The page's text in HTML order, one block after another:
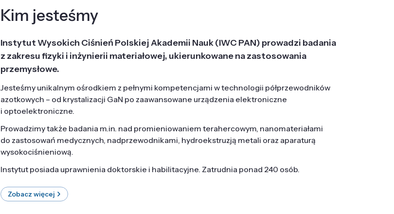
Kim jesteśmy
Instytut Wysokich Ciśnień Polskiej Akademii Nauk (IWC PAN) prowadzi badania
z zakresu fizyki i inżynierii materiałowej, ukierunkowane na zastosowania
przemysłowe.
Jesteśmy unikalnym ośrodkiem z pełnymi kompetencjami w technologii półprzewodników
azotkowych – od krystalizacji GaN po zaawansowane urządzenia elektroniczne
i optoelektroniczne.
Prowadzimy także badania m.in. nad promieniowaniem terahercowym, nanomateriałami
do zastosowań medycznych, nadprzewodnikami, hydroekstruzją metali oraz aparaturą
wysokociśnieniową.
Instytut posiada uprawnienia doktorskie i habilitacyjne. Zatrudnia ponad 240 osób.
Zobacz więcej